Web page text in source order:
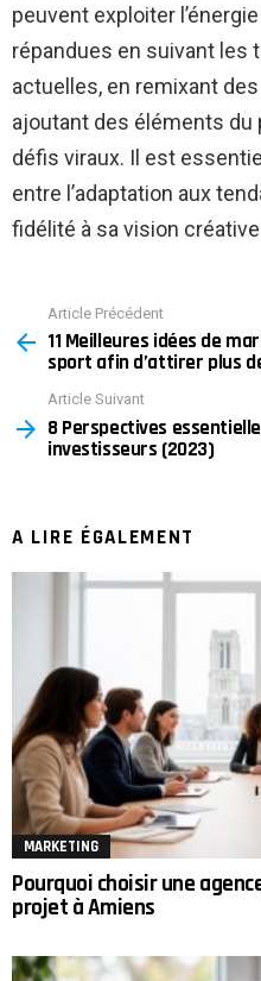
peuvent exploiter
répandues en suivant les
actuelles, en remixant
ajoutant des éléments du
défis viraux. Il est
entre l’adaptation aux
fidélité à sa vision
more
Article Précédent
11 Meilleures idées de
sport afin d’attirer plus
Article Suivant
8 Perspectives
investisseurs (2023)
A LIRE ÉGALEMENT
MARKETING
Pourquoi choisir une
projet à Amiens